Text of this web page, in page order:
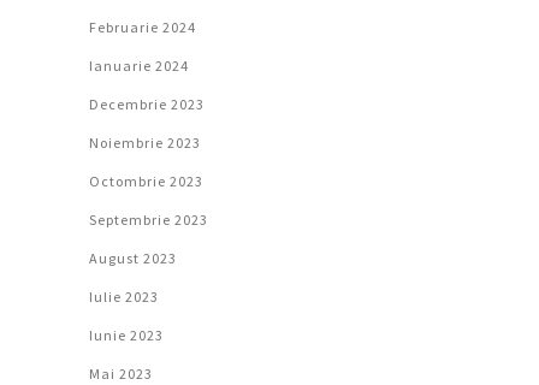
Februarie 2024
Ianuarie 2024
Decembrie 2023
Noiembrie 2023
Octombrie 2023
Septembrie 2023
August 2023
Iulie 2023
Iunie 2023
Mai 2023